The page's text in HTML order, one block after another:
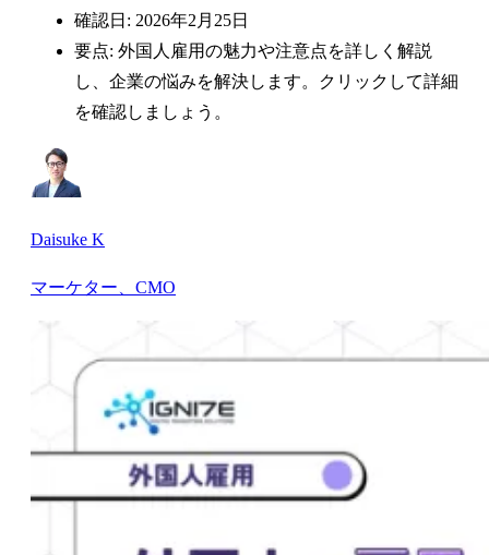
確認日: 2026年2月25日
要点: 外国人雇用の魅力や注意点を詳しく解説
し、企業の悩みを解決します。クリックして詳細
を確認しましょう。
Daisuke K
マーケター、CMO